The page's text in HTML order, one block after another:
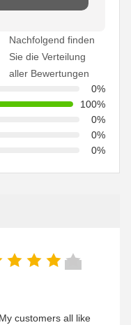
Nachfolgend finden
Sie die Verteilung
aller Bewertungen
0%
100%
0%
0%
0%
customers all like